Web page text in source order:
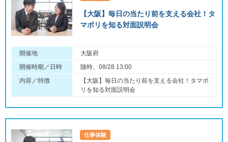
【大阪】毎日の当たり前を支える会社！タ
マポリを知る対面説明会
開催地
大阪府
開催時期／日時
随時、08/28 13:00
内容／特徴
【大阪】毎日の当たり前を支える会社！タマポ
リを知る対面説明会
仕事体験